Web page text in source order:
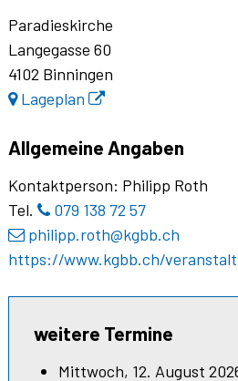
Paradieskirche
Langegasse 60
4102 Binningen
Lageplan
Allgemeine Angaben
Kontaktperson: Philipp Roth
Tel.
079 138 72 57
philipp.roth@kgbb.ch
https://www.kgbb.ch/
weitere Termine
Mittwoch, 12. August